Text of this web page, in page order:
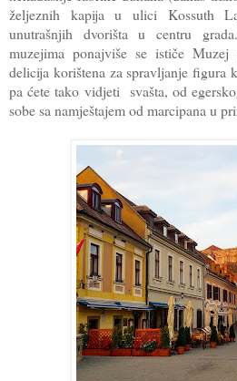
željeznih kapija u ulici Kossuth
unutrašnjih dvorišta u centru
muzejima ponajviše se ističe
delicija korištena za spravljanje figura
pa ćete tako vidjeti svašta, od
sobe sa namještajem od marcipana u